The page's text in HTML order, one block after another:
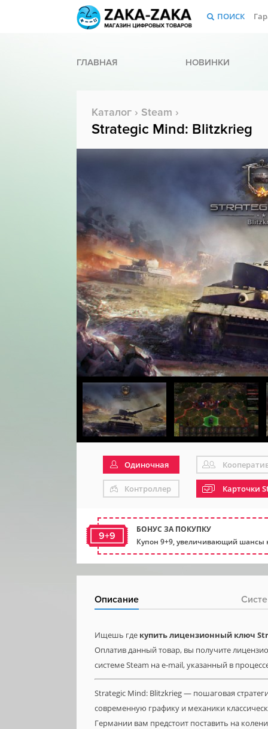
ПОИСК
ГЛАВНАЯ НОВИНКИ
Каталог › Steam ›
Strategic Mind: Blitzkrieg
Одиночная
Контроллер Карточки
9+9
БОНУС ЗА ПОКУПКУ
Купон 9+9, увеличивающий шансы
Описание
Ищешь где купить лицензионный ключ
Оплатив данный товар, вы получите
системе Steam на e-mail, указанный в
Strategic Mind: Blitzkrieg — пошаговая
современную графику и механики
Германии вам предстоит поставить на